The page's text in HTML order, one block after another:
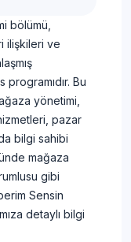
bölümü,
ilişkileri ve
Bu
yönetimi,
pazar
bilgi sahibi
mağaza
gibi
Sensin
detaylı bilgi